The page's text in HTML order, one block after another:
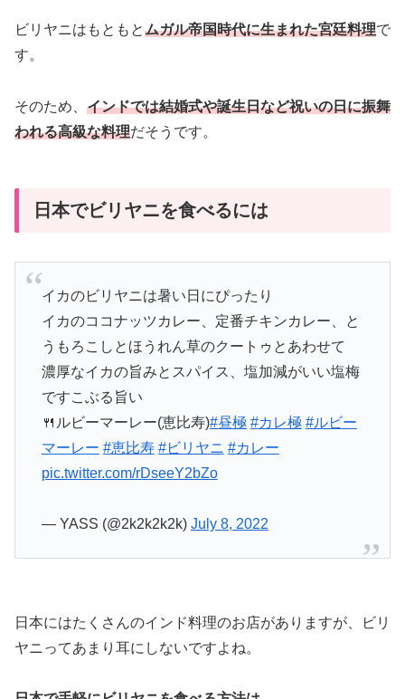
ビリヤニはもともとムガル帝国時代に生まれた宮廷料理で
す。
そのため、 インドでは結婚式や誕生日など祝いの日に振舞
われる高級な料理だそうです。
日本でビリヤニを食べるには
イカのビリヤニは暑い日にぴったり
イカのココナッツカレー、定番チキンカレー、と
うもろこしとほうれん草のクートゥとあわせて
濃厚なイカの旨みとスパイス、塩加減がいい塩梅
ですこぶる旨い
🍴ルビーマーレー(恵比寿)#昼極 #カレ極 #ルビー
マーレー #恵比寿 #ビリヤニ #カレー
pic.twitter.com/rDseeY2bZo
— YASS (@2k2k2k2k) July 8, 2022
日本にはたくさんのインド料理のお店がありますが、ビリ
ヤニってあまり耳にしないですよね。